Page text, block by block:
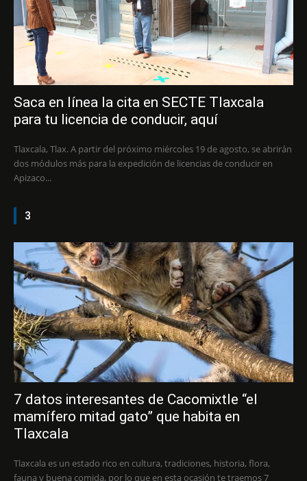
Saca en línea la cita en SECTE Tlaxcala
para tu licencia de conducir, aquí
Tlaxcala, Tlax. A partir del próximo miércoles 19 de agosto, se abrirán
dos módulos más para la expedición de licencias de conducir en
Apizaco...
3
7 datos interesantes de Cacomixtle “el
mamífero mitad gato” que habita en
Tlaxcala
Tlaxcala es un estado rico en cultura, tradiciones, historia, flora,
fauna y buena comida, por lo que en esta ocasión te traemos 7